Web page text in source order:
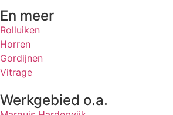
En meer
Rolluiken
Horren
Gordijnen
Vitrage
Werkgebied o.a.